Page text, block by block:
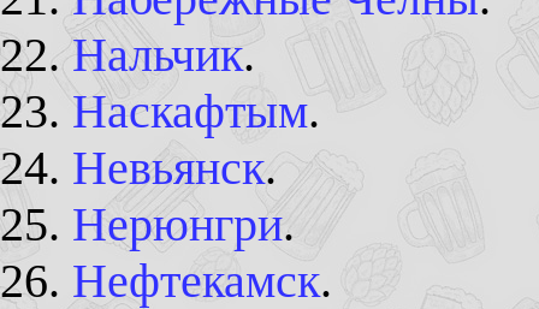
Нальчик.
Наскафтым.
Невьянск.
Нерюнгри.
Нефтекамск.